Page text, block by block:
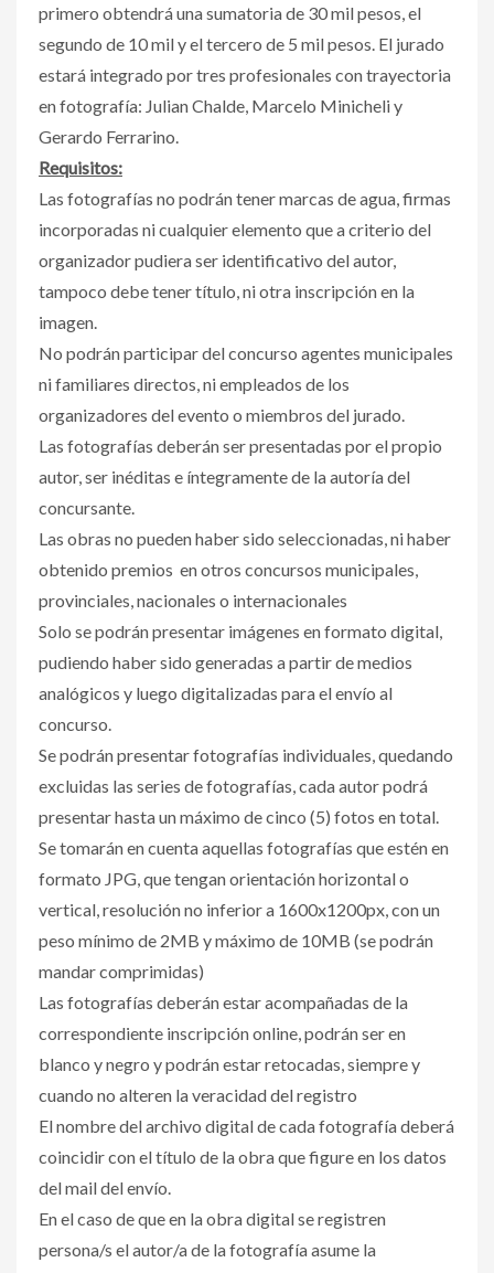
primero obtendrá una sumatoria de 30 mil pesos, el
segundo de 10 mil y el tercero de 5 mil pesos. El jurado
estará integrado por tres profesionales con trayectoria
en fotografía: Julian Chalde, Marcelo Minicheli y
Gerardo Ferrarino.
Requisitos:
Las fotografías no podrán tener marcas de agua, firmas
incorporadas ni cualquier elemento que a criterio del
organizador pudiera ser identificativo del autor,
tampoco debe tener título, ni otra inscripción en la
imagen.
No podrán participar del concurso agentes municipales
ni familiares directos, ni empleados de los
organizadores del evento o miembros del jurado.
Las fotografías deberán ser presentadas por el propio
autor, ser inéditas e íntegramente de la autoría del
concursante.
Las obras no pueden haber sido seleccionadas, ni haber
obtenido premios en otros concursos municipales,
provinciales, nacionales o internacionales
Solo se podrán presentar imágenes en formato digital,
pudiendo haber sido generadas a partir de medios
analógicos y luego digitalizadas para el envío al
concurso.
Se podrán presentar fotografías individuales, quedando
excluidas las series de fotografías, cada autor podrá
presentar hasta un máximo de cinco (5) fotos en total.
Se tomarán en cuenta aquellas fotografías que estén en
formato JPG, que tengan orientación horizontal o
vertical, resolución no inferior a 1600x1200px, con un
peso mínimo de 2MB y máximo de 10MB (se podrán
mandar comprimidas)
Las fotografías deberán estar acompañadas de la
correspondiente inscripción online, podrán ser en
blanco y negro y podrán estar retocadas, siempre y
cuando no alteren la veracidad del registro
El nombre del archivo digital de cada fotografía deberá
coincidir con el título de la obra que figure en los datos
del mail del envío.
En el caso de que en la obra digital se registren
persona/s el autor/a de la fotografía asume la